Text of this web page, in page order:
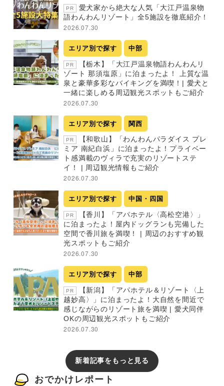
PR
愛犬家から絶大な人気「大江戸温泉物
語わんわんリゾート」全5施設を徹底紹介！
2026.07.30
エリア別で探す 中部
PR
【栃木】「大江戸温泉物語わんわんリ
ゾート 那須塩原」に泊まったよ！ 上質な温
泉と豪華多彩なバイキングを満喫！| 愛犬と
一緒に楽しめる周辺観光スポットもご紹介
2026.07.30
エリア別で探す 関西
PR
【和歌山】「わんわんパラダイス プレ
ミア 南紀白浜」に泊まったよ！プライベー
ト感満載のヴィラで充実のリゾートステ
イ！ | 周辺観光情報もご紹介
2026.07.30
エリア別で探す 中国・四国
PR
【香川】「アパホテル〈高松空港〉」
に泊まったよ！屋内ドッグランも完備した
空間で香川旅を満喫！ | 周辺のおすすめ観
光スポットもご紹介
2026.07.30
エリア別で探す 中部
PR
【新潟】「アパホテル＆リゾート〈上
越妙高〉」に泊まったよ！大自然を間近で
感じながらのリゾート旅を満喫 | 愛犬同伴
OKの周辺観光スポットもご紹介
2026.07.30
新着記事をもっと見る
おでかけレポート